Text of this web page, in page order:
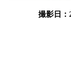
撮影日：